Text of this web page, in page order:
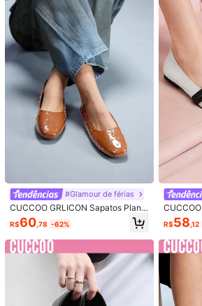
L***3 Cor:
ぶっかぶか！！普段より こさげていい
v***z Cor:
Divinocolor tallacalidad me
varios coloresMuy
Detalhes: Fivela
Veja mais
4,89 97K Seguidores
97K Seguidores
4,89 97K Seguidores
4,89 97K Seguidores
4,89 97K Seguidores
4,89 97K Seguidores
67K Vendido recentemente
Esta loja é selecionada como um
#Glamour de férias
CUCCOO GRLICON Sapatos Plano
s Estilo Y2K para Mulheres, Adequa
dos para Punk, Motoqueiro, Garota
as
R$60 ,78 -62%
nitas
atos de
ir,
no,
R$58 ,12